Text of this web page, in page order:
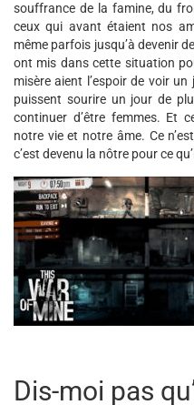
souffrance de la famine, du
ceux qui avant étaient nos
même parfois jusqu’à devenir
ont mis dans cette situation
misère aient l’espoir de voir
puissent sourire un jour de
continuer d’être femmes. Et
notre vie et notre âme. Ce
c’est devenu la nôtre pour ce
Dis-moi pas